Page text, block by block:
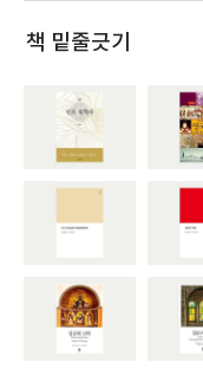
책 밑줄긋기